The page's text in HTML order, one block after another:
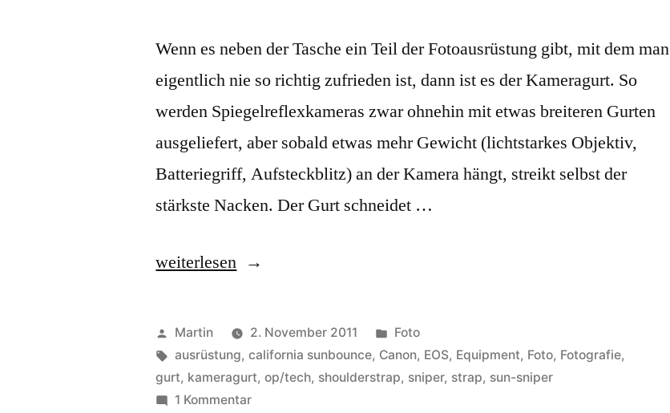
Wenn es neben der Tasche ein Teil der Fotoausrüstung gibt, mit dem man
eigentlich nie so richtig zufrieden ist, dann ist es der Kameragurt. So
werden Spiegelreflexkameras zwar ohnehin mit etwas breiteren Gurten
ausgeliefert, aber sobald etwas mehr Gewicht (lichtstarkes Objektiv,
Batteriegriff, Aufsteckblitz) an der Kamera hängt, streikt selbst der
stärkste Nacken. Der Gurt schneidet …
„Shootout:
weiterlesen
Veröffentlicht
von
Martin 2. November 2011
Veröffentlicht
unter
Foto
Schlagwörter:
ausrüstung,california sunbounce, Canon, EOS, Equipment, Foto, Fotografie,
gurt, kameragurt,op/tech, shoulderstrap, sniper, strap, sun-sniper
1 Kommentarzu